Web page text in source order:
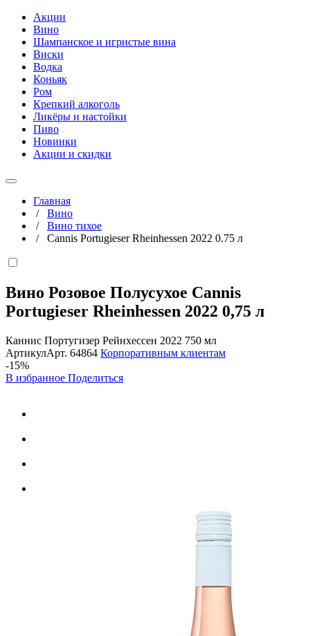
Акции
Вино
Шампанское и игристые вина
Виски
Водка
Коньяк
Ром
Крепкий алкоголь
Ликёры и настойки
Пиво
Новинки
Акции и скидки
Главная
/ Вино
/ Вино тихое
/ Cannis Portugieser Rheinhessen 2022 0.75 л
Вино Розовое Полусухое Cannis
Portugieser Rheinhessen 2022 0,75 л
Каннис Португизер Рейнхессен 2022 750 мл
АртикулАрт. 64864 Корпоративным клиентам
-15%
В избранное Поделиться